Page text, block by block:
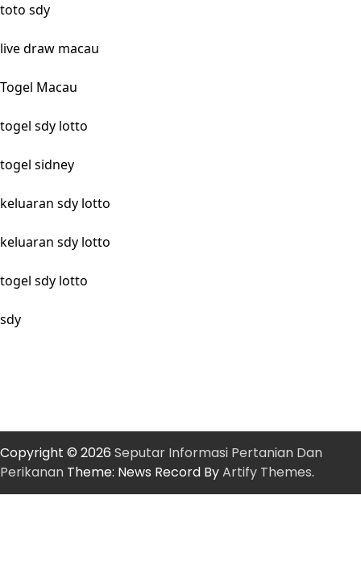
toto sdy
live draw macau
Togel Macau
togel sdy lotto
togel sidney
keluaran sdy lotto
keluaran sdy lotto
togel sdy lotto
sdy
Copyright © 2026 Seputar Informasi Pertanian Dan
Perikanan Theme: News Record ByArtify Themes.